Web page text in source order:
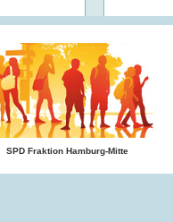
SPD Fraktion Hamburg-Mitte